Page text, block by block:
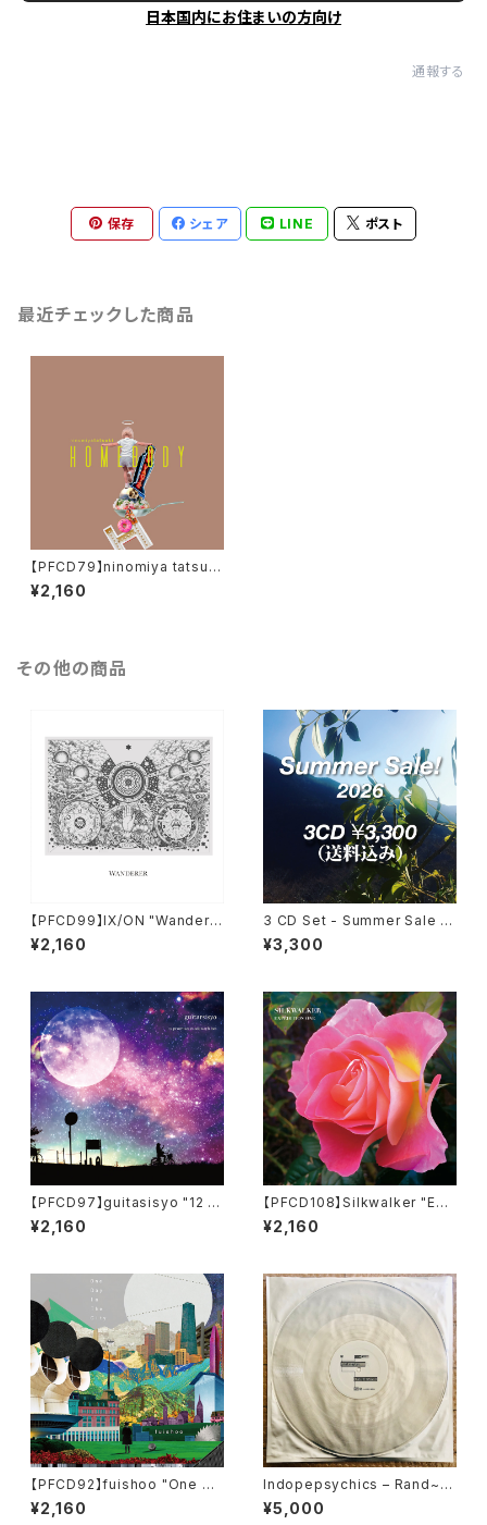
日本国内にお住まいの方向け
通報する
保存 シェア LINE ポスト
最近チェックした商品
【PFCD79】ninomiya tatsuki
"homebody" CD
¥2,160
その他の商品
【PFCD99】IX/ON "Wandere
r" CD
¥2,160
3 CD Set - Summer Sale 2
026
¥3,300
【PFCD97】guitasisyo "12 pr
omises made with her" CD
¥2,160
【PFCD108】Silkwalker "Exp
edition One" CD
¥2,160
【PFCD92】fuishoo "One Da
y In The City" CD
¥2,160
Indopepsychics – Rand~ /
Phasor~ 12ich pfL_2
¥5,000